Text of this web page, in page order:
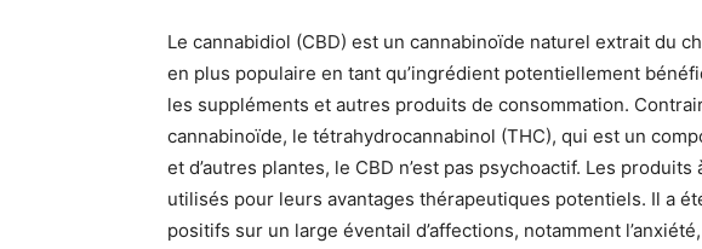
Le cannabidiol (CBD) est un cannabinoïde naturel extrait du
en plus populaire en tant qu’ingrédient potentiellement
les suppléments et autres produits de consommation.
cannabinoïde, le tétrahydrocannabinol (THC), qui est un
et d’autres plantes, le CBD n’est pas psychoactif. Les
utilisés pour leurs avantages thérapeutiques potentiels. Il a
positifs sur un large éventail d’affections, notamment